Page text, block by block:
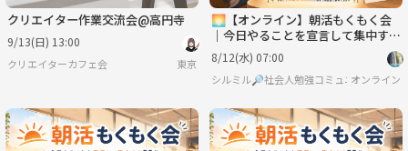
クリエイター作業交流会@高円寺
9/13(日) 13:00
クリエイターカフェ会 東京
🌅【オンライン】朝活もくもく会
｜今日やることを宣言して集中する
90分
8/12(水) 07:00
シルミル🔎社会人勉強コミュニティオンライン